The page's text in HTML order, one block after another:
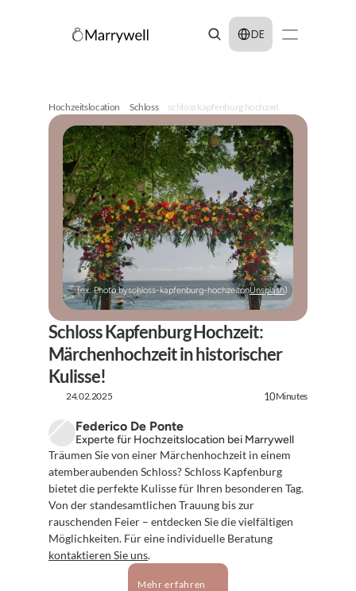
Select Language
DE
Hochzeitslocation Schloss schloss kapfenburg hochzeit
(ex: Photo byschloss-kapfenburg-hochzeitonUnsplash)
Schloss Kapfenburg Hochzeit:
Märchenhochzeit in historischer
Kulisse!
24.02.2025 10Minutes
Federico De Ponte
Experte für Hochzeitslocation bei Marrywell
Träumen Sie von einer Märchenhochzeit in einem
atemberaubenden Schloss? Schloss Kapfenburg
bietet die perfekte Kulisse für Ihren besonderen Tag.
Von der standesamtlichen Trauung bis zur
rauschenden Feier – entdecken Sie die vielfältigen
kontaktieren Sie uns.
Mehr erfahren